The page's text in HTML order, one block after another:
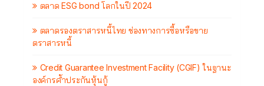
ตลาด ESG bond โลกในปี 2024
ตลาดรองตราสารหนี้ไทย ช่องทางการซื้อหรือขาย
ตราสารหนี้
Credit Guarantee Investment Facility (CGIF) ในฐานะ
องค์กรค้ำประกันหุ้นกู้